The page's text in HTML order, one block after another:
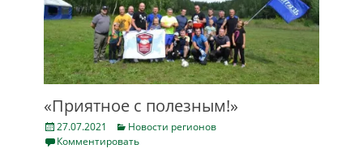
«Приятное с полезным!»
Posted
on
27.07.2021 Categories
Новости регионов
Комментировать